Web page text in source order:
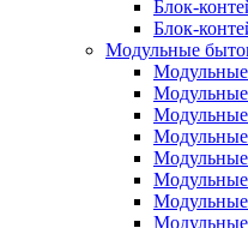
Блок-
Блок-
Модульные
Модульные
Модульные
Модульные